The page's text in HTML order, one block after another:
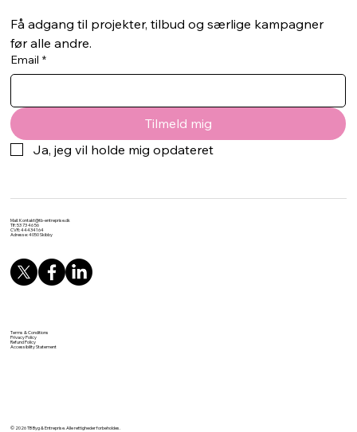
Få adgang til projekter, tilbud og særlige kampagner
før alle andre.
Email *
Tilmeld mig
Ja, jeg vil holde mig opdateret
Mail:Kontakt@tb-entreprise.dk
Tlf: 53 73 46 56
CVR: 44434164
Adresse: 4050 Skibby
Terms & Conditions
Privacy Policy
Refund Policy
Accessibility Statement
© 2026 TB Byg & Entreprise. Alle rettigheder forbeholdes.